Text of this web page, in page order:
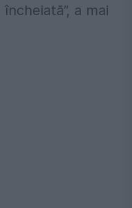
a mai